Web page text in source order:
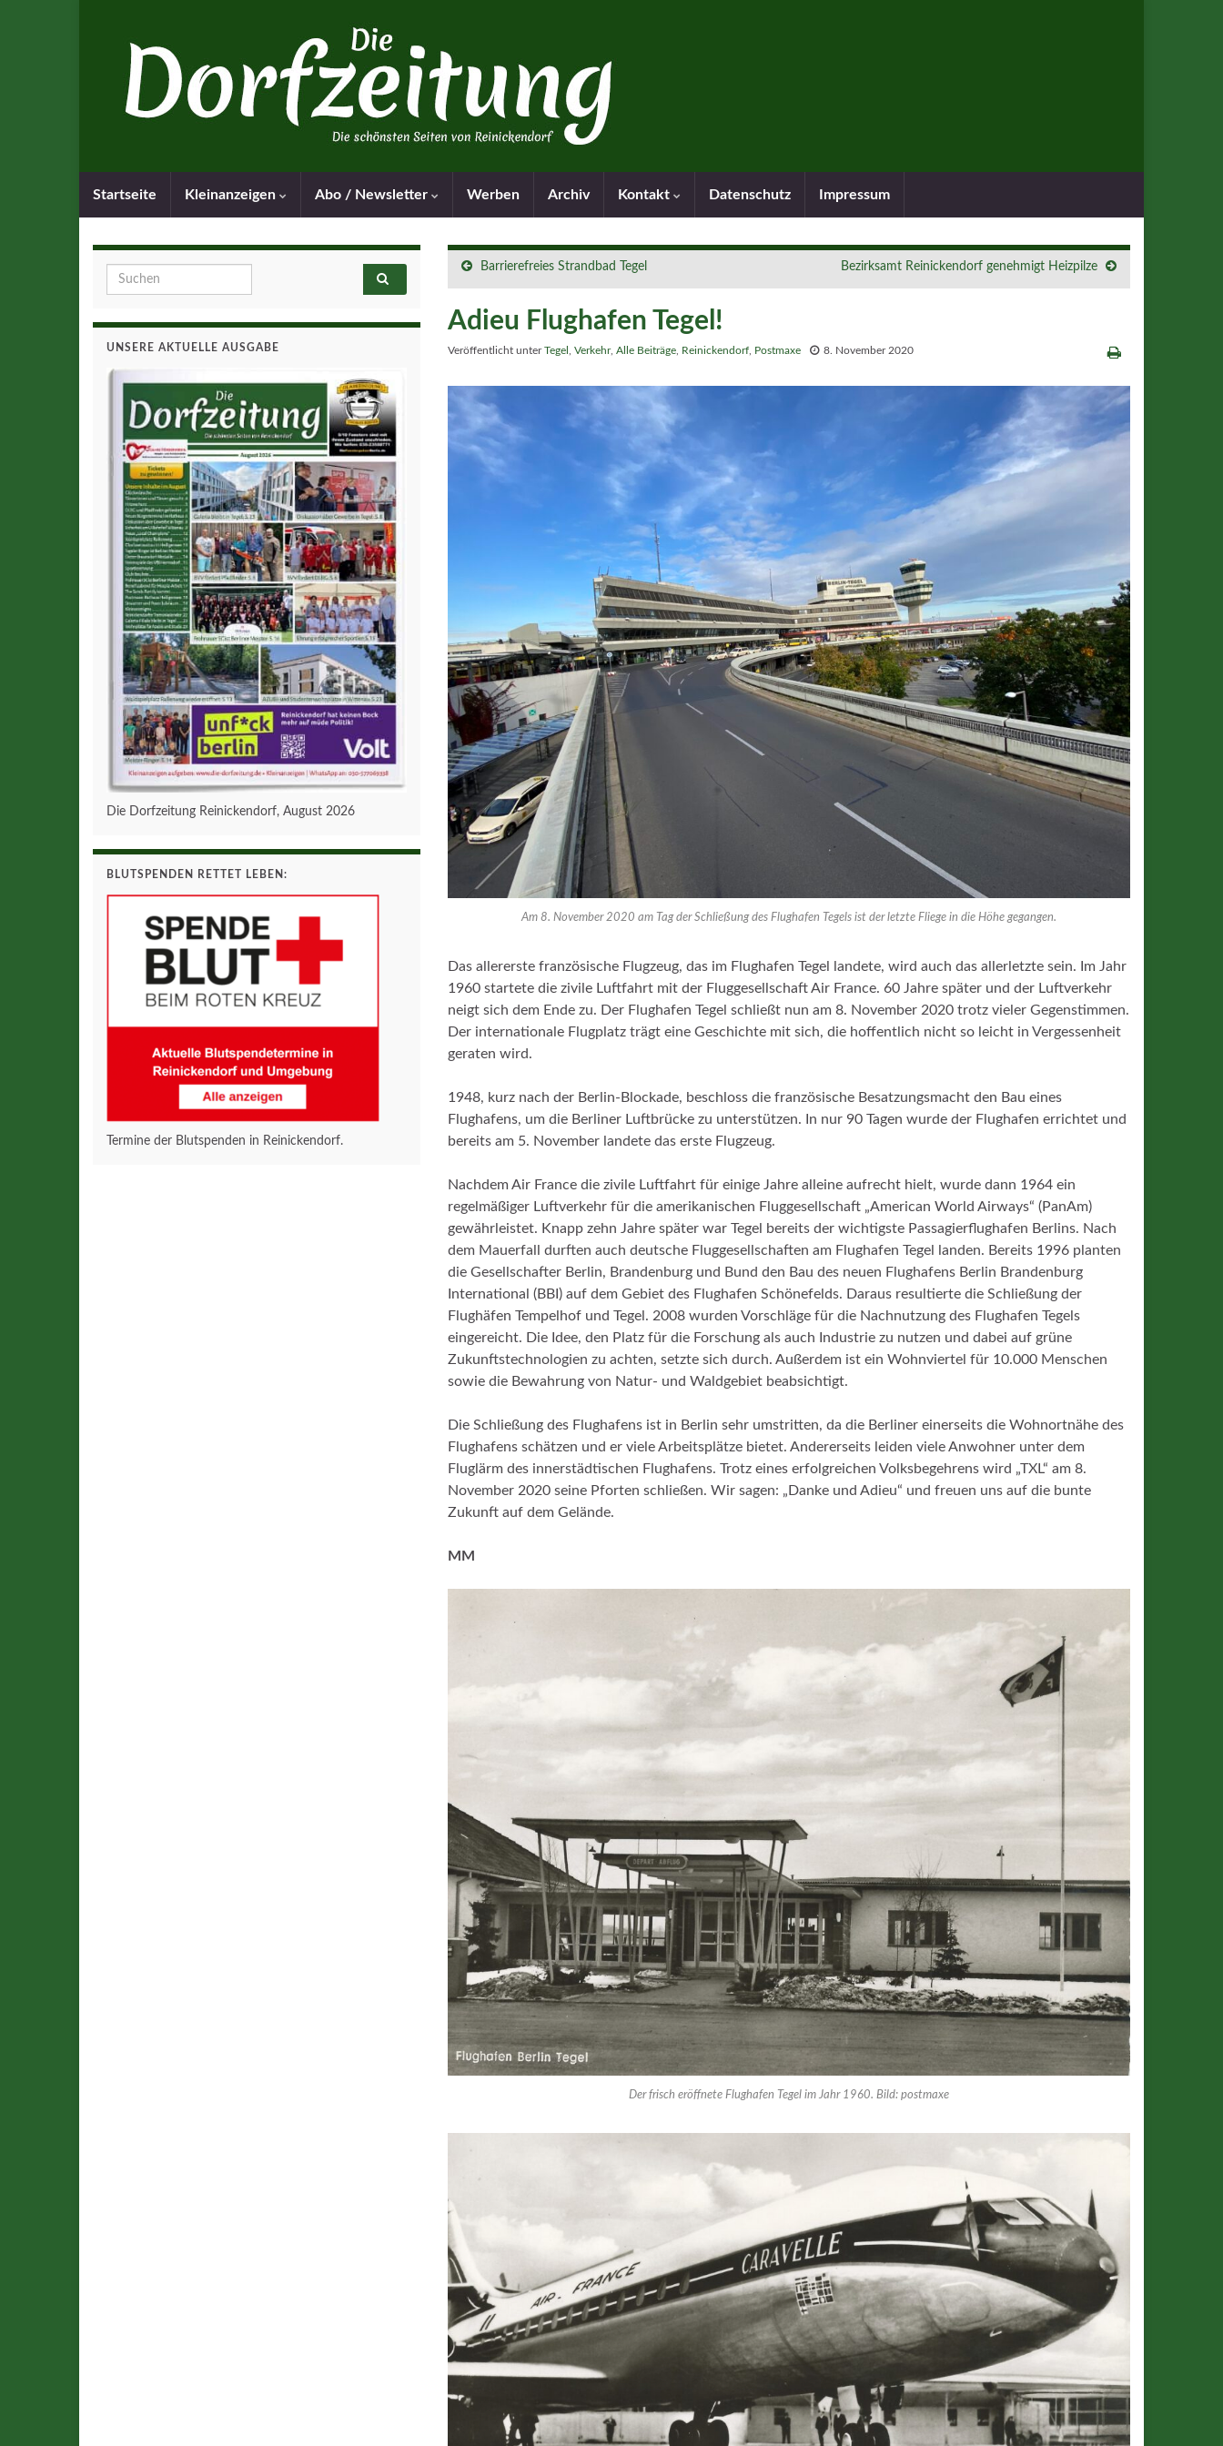
Startseite Kleinanzeigen Abo / Newsletter Werben Archiv Kontakt Datenschutz Impressum
Barrierefreies Strandbad Tegel Bezirksamt Reinickendorf genehmigt Heizpilze
Adieu Flughafen Tegel!
Veröffentlicht unterTegel Verkehr, Alle Beiträge Reinickendorf Postmaxe 8. November 2020
Am 8. November 2020 am Tag der Schließung des Flughafen Tegels ist der letzte Fliege in die Höhe gegangen.
Das allererste französische Flugzeug, das im Flughafen Tegel landete, wird auch das allerletzte sein. Im Jahr
1960 startete die zivile Luftfahrt mit der Fluggesellschaft Air France. 60 Jahre später und der Luftverkehr
neigt sich dem Ende zu. Der Flughafen Tegel schließt nun am 8. November 2020 trotz vieler Gegenstimmen.
Der internationale Flugplatz trägt eine Geschichte mit sich, die hoffentlich nicht so leicht in Vergessenheit
geraten wird.
1948, kurz nach der Berlin-Blockade, beschloss die französische Besatzungsmacht den Bau eines
Flughafens, um die Berliner Luftbrücke zu unterstützen. In nur 90 Tagen wurde der Flughafen errichtet und
bereits am 5. November landete das erste Flugzeug.
Nachdem Air France die zivile Luftfahrt für einige Jahre alleine aufrecht hielt, wurde dann 1964 ein
regelmäßiger Luftverkehr für die amerikanischen Fluggesellschaft „American World Airways“ (PanAm)
gewährleistet. Knapp zehn Jahre später war Tegel bereits der wichtigste Passagierflughafen Berlins. Nach
dem Mauerfall durften auch deutsche Fluggesellschaften am Flughafen Tegel landen. Bereits 1996 planten
die Gesellschafter Berlin, Brandenburg und Bund den Bau des neuen Flughafens Berlin Brandenburg
International (BBI) auf dem Gebiet des Flughafen Schönefelds. Daraus resultierte die Schließung der
Flughäfen Tempelhof und Tegel. 2008 wurden Vorschläge für die Nachnutzung des Flughafen Tegels
eingereicht. Die Idee, den Platz für die Forschung als auch Industrie zu nutzen und dabei auf grüne
Zukunftstechnologien zu achten, setzte sich durch. Außerdem ist ein Wohnviertel für 10.000 Menschen
sowie die Bewahrung von Natur- und Waldgebiet beabsichtigt.
Die Schließung des Flughafens ist in Berlin sehr umstritten, da die Berliner einerseits die Wohnortnähe des
Flughafens schätzen und er viele Arbeitsplätze bietet. Andererseits leiden viele Anwohner unter dem
Fluglärm des innerstädtischen Flughafens. Trotz eines erfolgreichen Volksbegehrens wird „TXL“ am 8.
November 2020 seine Pforten schließen. Wir sagen: „Danke und Adieu“ und freuen uns auf die bunte
Zukunft auf dem Gelände.
MM
Der frisch eröffnete Flughafen Tegel im Jahr 1960. Bild: postmaxe
Search for:
UNSERE AKTUELLE AUSGABE
Die Dorfzeitung Reinickendorf, August 2026
BLUTSPENDEN RETTET LEBEN:
Termine der Blutspenden in Reinickendorf.